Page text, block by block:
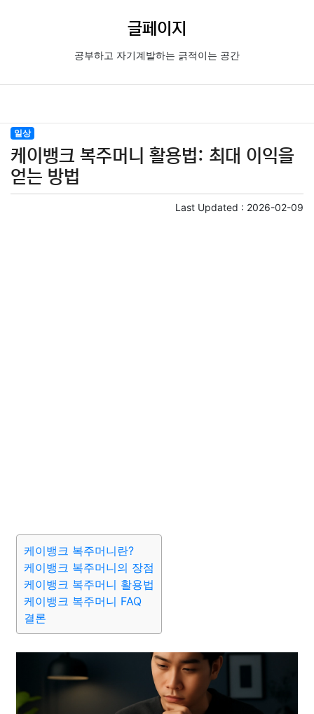
글페이지
공부하고 자기계발하는 긁적이는 공간
일상
케이뱅크 복주머니 활용법: 최대 이익을
얻는 방법
Last Updated : 2026-02-09
케이뱅크 복주머니란?
케이뱅크 복주머니의 장점
케이뱅크 복주머니 활용법
케이뱅크 복주머니 FAQ
결론